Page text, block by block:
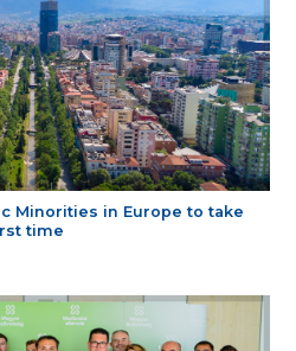
Minorities in Europe to take
time